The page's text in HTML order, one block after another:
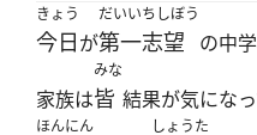
きょう
今日が
だいいちしぼう
第一志望 の中
家族は
みな
皆 結果が気にな
ほんにん しょうた